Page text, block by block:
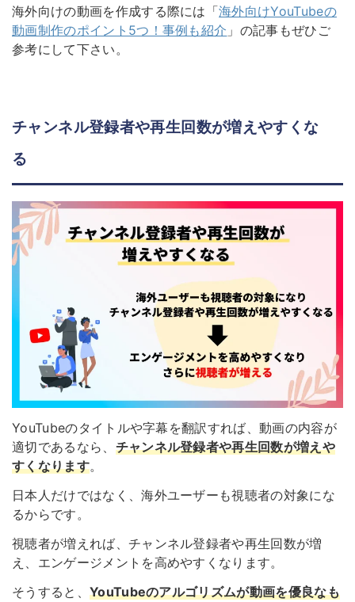
海外向けの動画を作成する際には「海外向けYouTubeの
動画制作のポイント5つ！事例も紹介 」の記事もぜひご
参考にして下さい。
チャンネル登録者や再生回数が増えやすくな
る
YouTubeのタイトルや字幕を翻訳すれば、動画の内容が
適切であるなら、 チャンネル登録者や再生回数が増えや
すくなります。
日本人だけではなく、海外ユーザーも視聴者の対象にな
るからです。
視聴者が増えれば、チャンネル登録者や再生回数が増
え、エンゲージメントを高めやすくなります。
そうすると、 YouTubeのアルゴリズムが動画を優良なも